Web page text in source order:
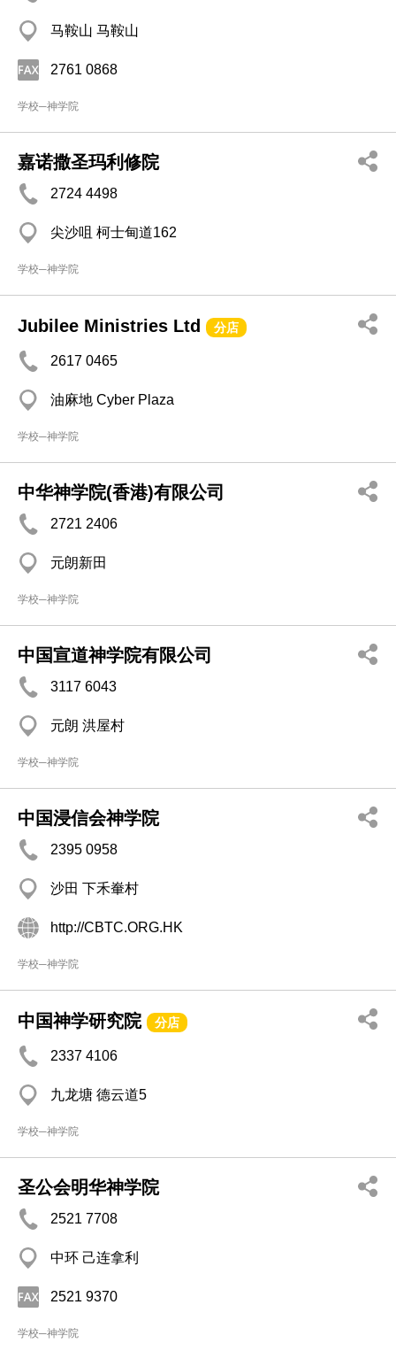
马鞍山 马鞍山
2761 0868
学校─神学院
嘉诺撒圣玛利修院
2724 4498
尖沙咀 柯士甸道162
学校─神学院
Jubilee Ministries Ltd 分店
2617 0465
油麻地 Cyber Plaza
学校─神学院
中华神学院(香港)有限公司
2721 2406
元朗新田
学校─神学院
中国宣道神学院有限公司
3117 6043
元朗 洪屋村
学校─神学院
中国浸信会神学院
2395 0958
沙田 下禾輋村
http://CBTC.ORG.HK
学校─神学院
中国神学研究院 分店
2337 4106
九龙塘 德云道5
学校─神学院
圣公会明华神学院
2521 7708
中环 己连拿利
2521 9370
学校─神学院